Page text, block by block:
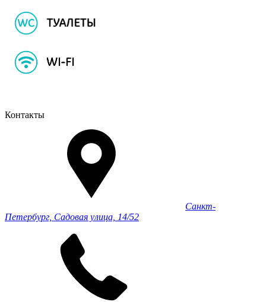
Контакты
Санкт-
Петербург, Садовая улица, 14/52